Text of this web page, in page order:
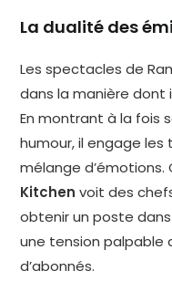
La dualité des
Les spectacles de
dans la manière dont
En montrant à la fois
humour, il engage
mélange d’émotions.
Kitchen voit des
obtenir un poste
une tension palpable
d’abonnés.